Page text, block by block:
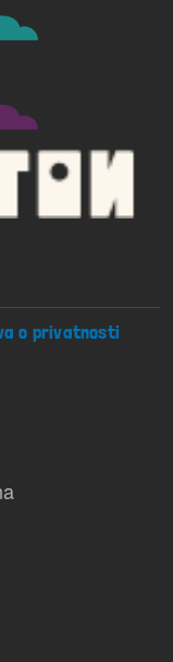
o privatnosti